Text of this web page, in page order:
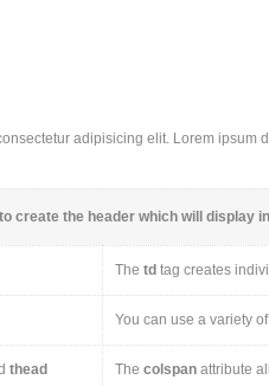
adipisicing elit. Lorem ipsum
create the header which will display
The td tag creates
You can use a variety
thead The colspan attribute